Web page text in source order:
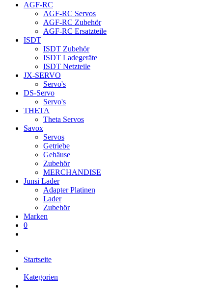
AGF-RC
AGF-RC Servos
AGF-RC Zubehör
AGF-RC Ersatzteile
ISDT
ISDT Zubehör
ISDT Ladegeräte
ISDT Netzteile
JX-SERVO
Servo's
DS-Servo
Servo's
THETA
Theta Servos
Savox
Servos
Getriebe
Gehäuse
Zubehör
MERCHANDISE
Junsi Lader
Adapter Platinen
Lader
Zubehör
Marken
0
Startseite
Kategorien